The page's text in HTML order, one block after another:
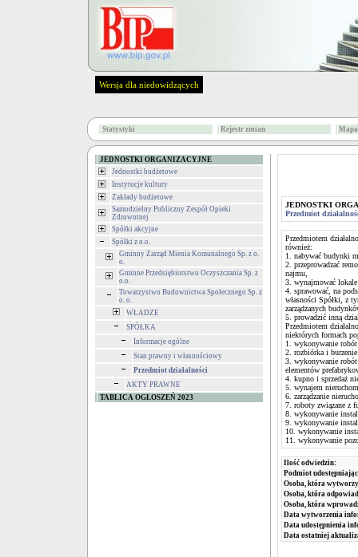
Wersja dla niedowidzących
Statystyki Rejestr zmian
JEDNOSTKI ORGANIZACYJNE
Jednostki budżetowe
Instytucje kultury
Zakłady budżetowe
Samodzielny Publiczny Zespół Opieki
Zdrowotnej
Spółki akcyjne
Spółki z o.o.
Gminny Zarząd Mienia Komunalnego Sp. z o.
o.
Gminne Przedsiębiorstwo Oczyszczania Sp. z
o.o.
Towarzystwo Budownictwa Społecznego Sp. z
o. o.
WŁADZE
SPÓŁKA
Informacje ogólne
Stan prawny i własnościowy
Przedmiot działalności
AKTY PRAWNE
TABLICA OGŁOSZEŃ 2023
JEDNOSTKI
Przedmiot
Przedmiotem
również:
1. nabywać budynki
2. przeprowadzać
najmu,
3. wynajmować
4. sprawować, na
własności Spółki, z
zarządzanych
5. prowadzić inną
Przedmiotem
niektórych formach
1. wykonywanie
2. rozbiórka i
3. wykonywanie
elementów
4. kupno i sprzedaż
5. wynajem
6. zarządzanie
7. roboty związane z
8. wykonywanie
9. wykonywanie
10. wykonywanie
11. wykonywanie
Ilość odwiedzin:
Podmiot
Osoba, która
Osoba, która
Osoba, która
Data wytworzenia
Data udostępnienia
Data ostatniej